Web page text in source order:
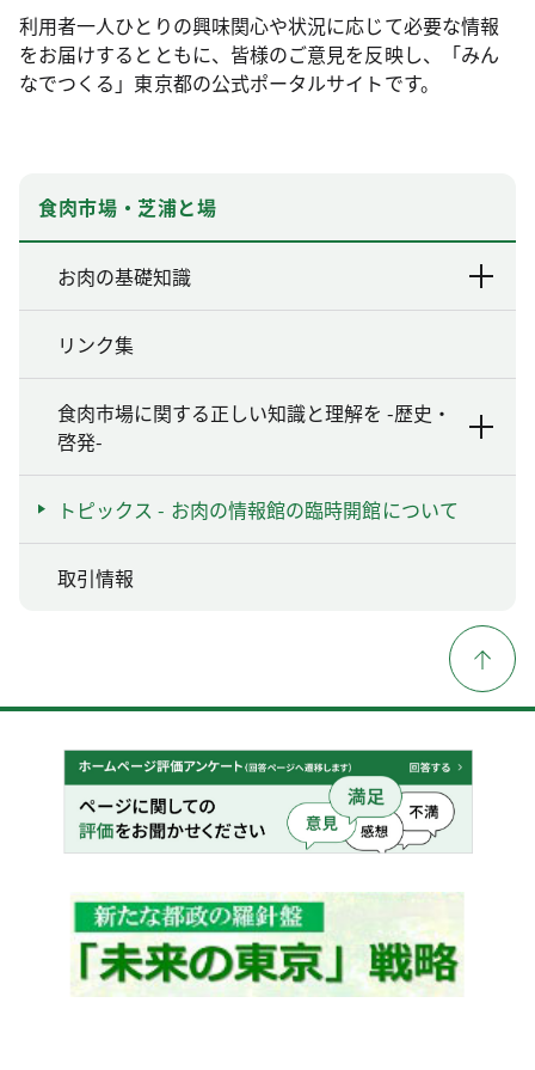
利用者一人ひとりの興味関心や状況に応じて必要な情報
をお届けするとともに、皆様のご意見を反映し、「みん
なでつくる」東京都の公式ポータルサイトです。
食肉市場・芝浦と場
お肉の基礎知識
リンク集
食肉市場に関する正しい知識と理解を -歴史・
啓発-
トピックス - お肉の情報館の臨時開館について
取引情報